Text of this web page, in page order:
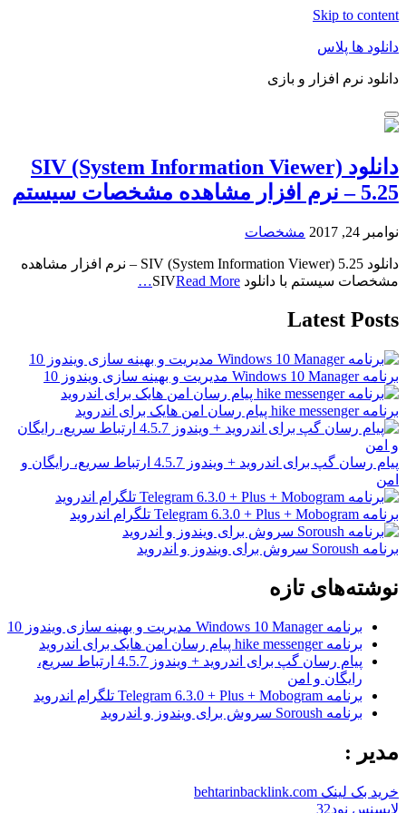
Skip to content
دانلود ها پلاس
دانلود نرم افزار و بازی
دانلود SIV (System Information Viewer)
5.25 – نرم افزار مشاهده مشخصات سیستم
نوامبر 24, 2017 مشخصات
دانلود SIV (System Information Viewer) 5.25 – نرم افزار مشاهده
مشخصات سیستم با دانلود SIV Read More…
Latest Posts
برنامه Windows 10 Manager مدیریت و بهینه سازی ویندوز 10
برنامه hike messenger پیام‌ رسان‌ امن هایک برای اندروید
پیام رسان گپ برای اندروید + ویندوز 4.5.7 ارتباط سریع، رایگان و
امن
برنامه Telegram 6.3.0 + Plus + Mobogram تلگرام اندروید
برنامه Soroush سروش برای ویندوز و اندروید
نوشته‌های تازه
برنامه Windows 10 Manager مدیریت و بهینه سازی ویندوز 10
برنامه hike messenger پیام‌ رسان‌ امن هایک برای اندروید
پیام رسان گپ برای اندروید + ویندوز 4.5.7 ارتباط سریع،
رایگان و امن
برنامه Telegram 6.3.0 + Plus + Mobogram تلگرام اندروید
برنامه Soroush سروش برای ویندوز و اندروید
مدیر :
خرید بک لینک behtarinbacklink.com
لایسنس نود32